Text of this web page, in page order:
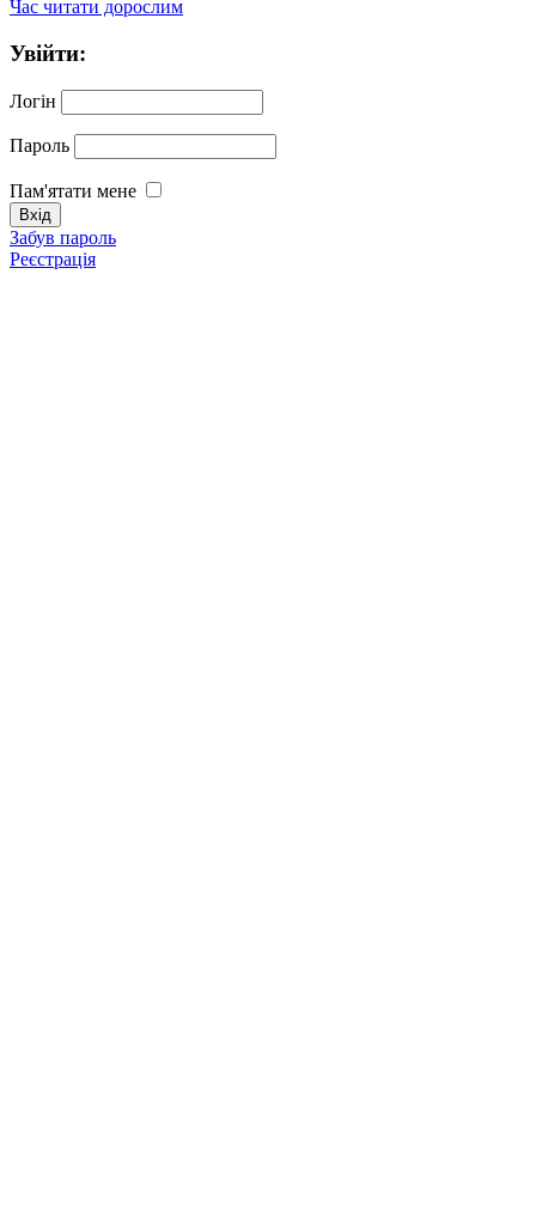
Час читати дорослим
Увійти:
Логін
Пароль
Пам'ятати мене
Забув пароль
Реєстрація